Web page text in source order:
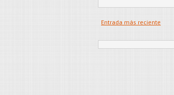
Entrada más reciente